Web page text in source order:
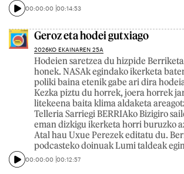
00:00:00 00:14:53
Geroz eta hodei gutxiago
2026KO EKAINAREN 25A
Hodeien saretzea du hizpide
honek. NASAk egindako ikerketa
poliki baina etenik gabe ari dira
Kezka piztu du horrek, joera horrek
litekeena baita klima aldaketa
Telleria Sarriegi BERRIAko Bizigiro
eman dizkigu ikerketa horri buruzko
Atal hau Uxue Perezek editatu du.
podcasteko doinuak Lumi taldeak
00:00:00 00:12:57